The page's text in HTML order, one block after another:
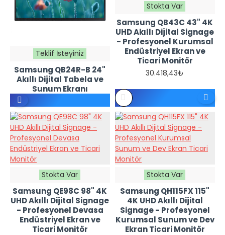
Teklif İsteyiniz
Samsung QB24R-B 24"
Akıllı Dijital Tabela ve
Sunum Ekranı
REFERANS
TEKLIF
Stokta Var
Samsung QB43C 43" 4K
UHD Akıllı Dijital Signage
- Profesyonel Kurumsal
Endüstriyel Ekran ve
Ticari Monitör
30.418,43₺
Stokta Var
Samsung QE98C 98" 4K
UHD Akıllı Dijital Signage
- Profesyonel Devasa
Endüstriyel Ekran ve
Ticari Monitör
Stokta Var
Samsung QH115FX 115"
4K UHD Akıllı Dijital
Signage - Profesyonel
Kurumsal Sunum ve Dev
Ekran Ticari Monitör